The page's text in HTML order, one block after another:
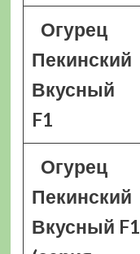
Огурец
Пекинский
Вкусный
F1
Огурец
Пекинский
Вкусный F1